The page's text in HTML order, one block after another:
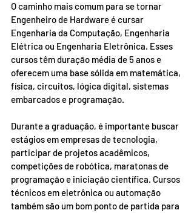
O caminho mais comum para se tornar
Engenheiro de Hardware é cursar
Engenharia da Computação, Engenharia
Elétrica ou Engenharia Eletrônica. Esses
cursos têm duração média de 5 anos e
oferecem uma base sólida em matemática,
física, circuitos, lógica digital, sistemas
embarcados e programação.
Durante a graduação, é importante buscar
estágios em empresas de tecnologia,
participar de projetos acadêmicos,
competições de robótica, maratonas de
programação e iniciação científica. Cursos
técnicos em eletrônica ou automação
também são um bom ponto de partida para